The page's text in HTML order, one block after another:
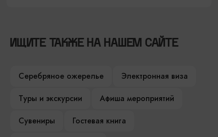
ИЩИТЕ ТАКЖЕ НА НАШЕМ САЙТЕ
Серебряное ожерелье
Электронная виза
Туры и экскурсии
Афиша мероприятий
Сувениры
Гостевая книга